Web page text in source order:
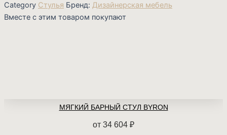
Category Стулья Бренд: Дизайнерская мебель
Вместе с этим товаром покупают
МЯГКИЙ БАРНЫЙ СТУЛ BYRON
от 34 604 ₽